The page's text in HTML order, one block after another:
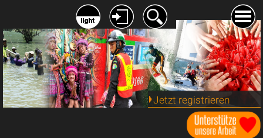
Jetzt registrieren